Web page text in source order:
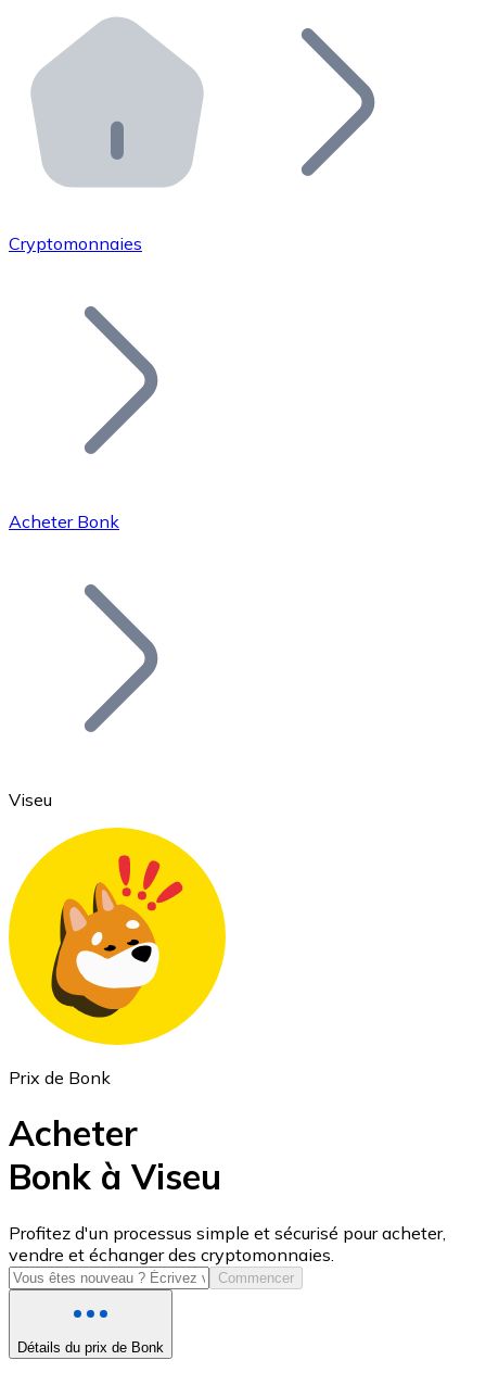
Distributeurs automatiques Bitnovo
Intégrez un ATM Bitnovo dans votre entreprise et
API Bitnovo
Intégrez notre API dans votre écosystème.
Rejoignez notre réseau de distributeurs et
Ajoutez le token de votre projet à notre service
Bitcoin
Ethereum
ETH
USD Coin
USDC
Cryptomonnaies
Acheter Bonk
Viseu
Prix de Bonk
Acheter
Bonk à Viseu
Profitez d'un processus simple et sécurisé pour acheter,
vendre et échanger des cryptomonnaies.
Commencer
Détails du prix de Bonk